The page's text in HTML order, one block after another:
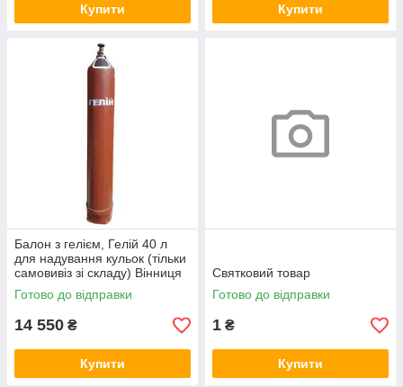
Купити Купити
Балон з гелієм, Гелій 40 л
для надування кульок (тільки
самовивіз зі складу) Вінниця
Готово до відправки
14 550 ₴
Купити
Святковий товар
Готово до відправки
1 ₴
Купити